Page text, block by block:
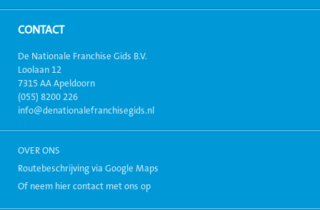
CONTACT
De Nationale Franchise Gids B.V.
Loolaan 12
7315 AA Apeldoorn
(055) 8200 226
info@denationalefranchisegids.nl
OVER ONS
Routebeschrijving via Google Maps
Of neem hier contact met ons op